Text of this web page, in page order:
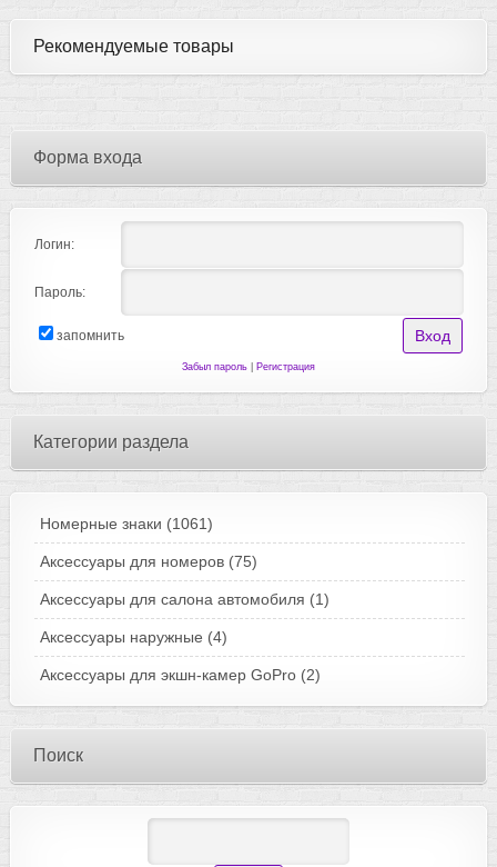
Рекомендуемые товары
Форма входа
Логин:
Пароль:
запомнить
Забыл пароль| Регистрация
Категории раздела
Номерные знаки (1061)
Аксессуары для номеров (75)
Аксессуары для салона автомобиля (1)
Аксессуары наружные (4)
Аксессуары для экшн-камер GoPro (2)
Поиск